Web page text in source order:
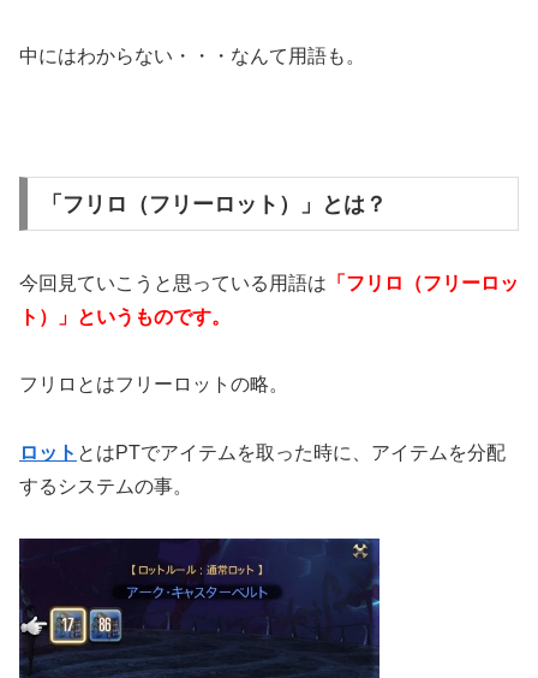
中にはわからない・・・なんて用語も。
「フリロ（フリーロット）」とは？
今回見ていこうと思っている用語は 「フリロ（フリーロッ
ト）」というものです。
フリロとはフリーロットの略。
ロット とはPTでアイテムを取った時に、アイテムを分配
するシステムの事。